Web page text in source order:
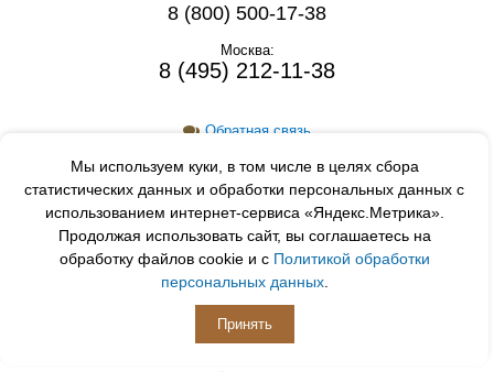
Мы используем куки, в том числе в целях сбора
статистических данных и обработки персональных данных с
использованием интернет-сервиса «Яндекс.Метрика».
Продолжая использовать сайт, вы соглашаетесь на
обработку файлов cookie и с Политикой обработки
персональных данных.
Принять
8 (800) 500-17-38
Москва:
8 (495) 212-11-38
Обратная связь
Заказать звонок
ИНФОРМАЦИЯ
О персональных данных
Доставка
Оплата